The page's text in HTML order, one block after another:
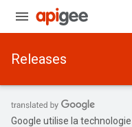
Releases
Google utilise la